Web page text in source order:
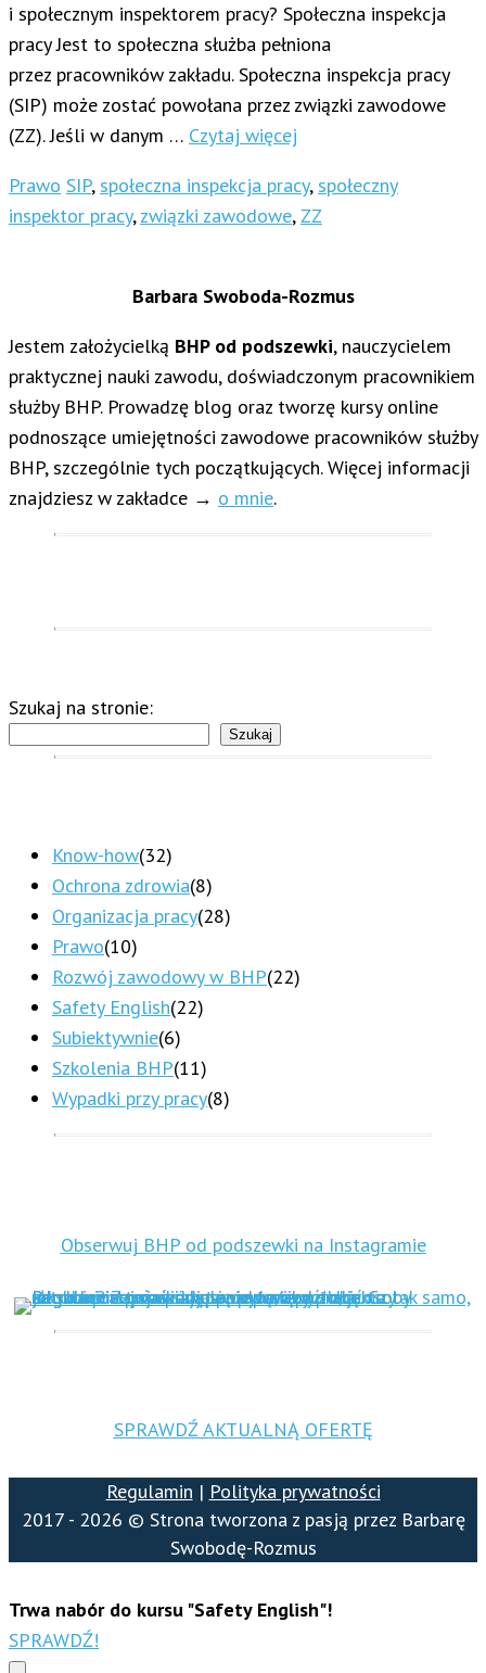
i społecznym inspektorem pracy? Społeczna inspekcja
pracy Jest to społeczna służba pełniona
przez pracowników zakładu. Społeczna inspekcja pracy
(SIP) może zostać powołana przez związki zawodowe
(ZZ). Jeśli w danym … Czytaj więcej
Prawo SIP, społeczna inspekcja pracy, społeczny
inspektor pracy,związki zawodowe, ZZ
Barbara Swoboda-Rozmus
Jestem założycielką BHP od podszewki, nauczycielem
praktycznej nauki zawodu, doświadczonym pracownikiem
służby BHP. Prowadzę blog oraz tworzę kursy online
podnoszące umiejętności zawodowe pracowników służby
BHP, szczególnie tych początkujących. Więcej informacji
znajdziesz w zakładce → o mnie.
Szukaj na stronie:
Szukaj
Know-how(32)
Ochrona zdrowia(8)
Organizacja pracy(28)
Prawo(10)
Rozwój zawodowy w BHP(22)
Safety English(22)
Subiektywnie(6)
Szkolenia BHP(11)
Wypadki przy pracy(8)
Obserwuj BHP od podszewki na Instagramie
SPRAWDŹ AKTUALNĄ OFERTĘ
Regulamin | Polityka prywatności
2017 - 2026 © Strona tworzona z pasją przez Barbarę
Swobodę-Rozmus
Trwa nabór do kursu "Safety English"!
SPRAWDŹ!